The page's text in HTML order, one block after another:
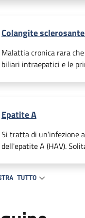
Colangite
Malattia cronica rara
biliari intraepatici e le
bile prodotta dal fegato).
Epatite A
Si tratta di un’infezione
dell'epatite A (HAV).
cronicamente la
TUTTO